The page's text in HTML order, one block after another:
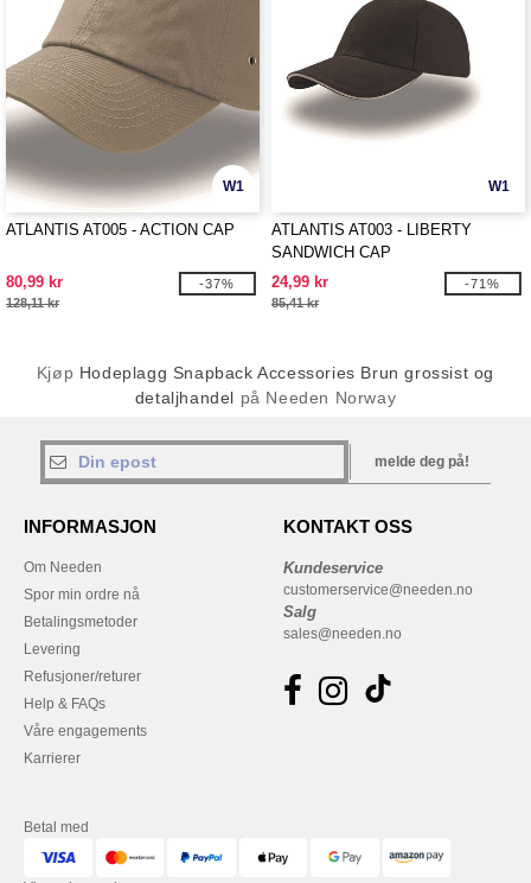
W1
ATLANTIS AT005 - ACTION CAP
80,99 kr
128,11 kr
-37%
W1
ATLANTIS AT003 - LIBERTY
SANDWICH CAP
24,99 kr
85,41 kr
-71%
Kjøp Hodeplagg Snapback Accessories Brun grossist og
detaljhandel på Needen Norway
melde deg på!
INFORMASJON
Om Needen
Spor min ordre nå
Betalingsmetoder
Levering
Refusjoner/returer
Help & FAQs
Våre engagements
Karrierer
KONTAKT OSS
Kundeservice
customerservice@needen.no
Salg
sales@needen.no
Betal med